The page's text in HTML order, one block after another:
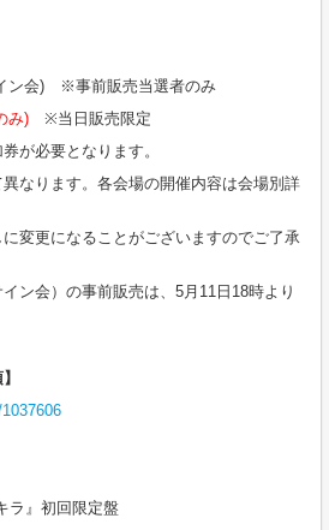
ン会) ※事前販売当選者のみ
み) ※当日販売限定
が必要となります。
なります。各会場の開催内容は会場別詳
変更になることがございますのでご了承
ン会）の事前販売は、5月11日18時より
ラ』初回限定盤